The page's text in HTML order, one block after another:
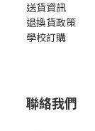
送貨資訊
退換貨政策
學校訂購
聯絡我們